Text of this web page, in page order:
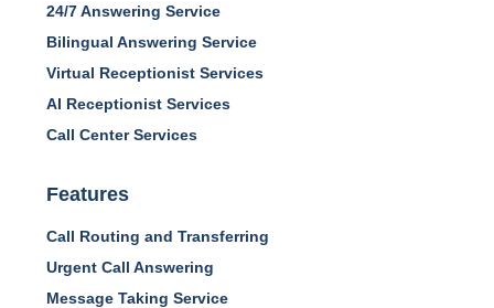
24/7 Answering Service
Bilingual Answering Service
Virtual Receptionist Services
AI Receptionist Services
Call Center Services
Features
Call Routing and Transferring
Urgent Call Answering
Message Taking Service